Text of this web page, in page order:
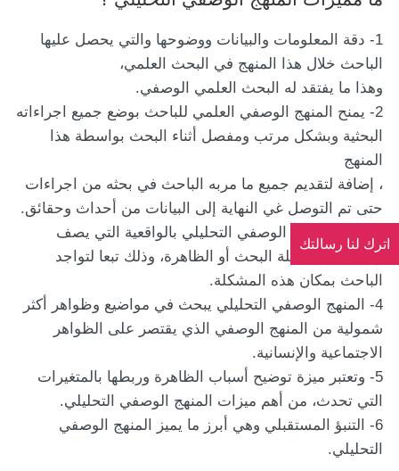
اترك لنا رسالتك
1- دقة المعلومات والبيانات ووضوحها والتي يحصل عليها
الباحث خلال هذا المنهج في البحث العلمي،
وهذا ما يفتقد له البحث العلمي الوصفي.
2- يمنح المنهج الوصفي العلمي للباحث بوضع جميع اجراءاته
البحثية وبشكل مرتب ومفصل أثناء البحث بواسطة هذا
المنهج
، إضافة لتقديم جميع ما مربه الباحث في بحثه من اجراءات
حتى تم التوصل غي النهاية إلى البيانات من أحداث وحقائق.
3- يتميز المنهج الوصفي التحليلي بالواقعية التي يصف
ويحلل بها مشكلة البحث أو الظاهرة، وذلك تبعا لتواجد
الباحث بمكان هذه المشكلة.
4- المنهج الوصفي التحليلي يبحث في مواضيع وظواهر أكثر
شمولية من المنهج الوصفي الذي يقتصر على الظواهر
الاجتماعية والإنسانية.
5- وتعتبر ميزة توضيح أسباب الظاهرة وربطها بالمتغيرات
التي تحدث، من أهم ميزات المنهج الوصفي التحليلي.
6- التنبؤ المستقبلي وهي أبرز ما يميز المنهج الوصفي
التحليلي.